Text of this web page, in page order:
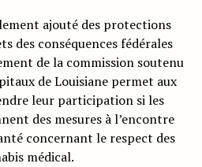
ajouté des protections
des conséquences fédérales
de la commission soutenu
de Louisiane permet aux
leur participation si les
des mesures à l’encontre
concernant le respect des
médical.